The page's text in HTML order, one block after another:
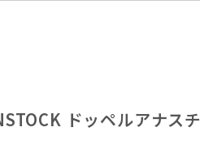
ドッペルアナス